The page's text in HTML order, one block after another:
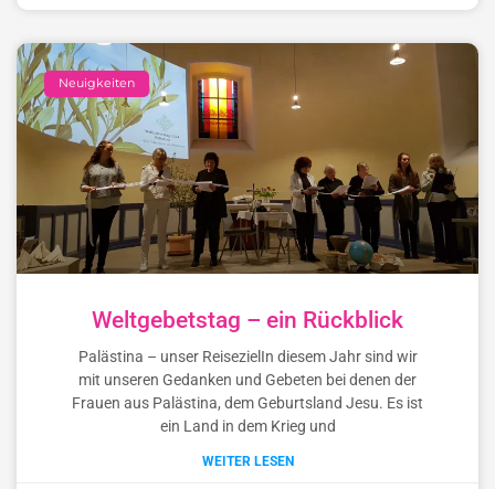
Neuigkeiten
Weltgebetstag – ein Rückblick
Palästina – unser ReisezielIn diesem Jahr sind wir
mit unseren Gedanken und Gebeten bei denen der
Frauen aus Palästina, dem Geburtsland Jesu. Es ist
ein Land in dem Krieg und
WEITER LESEN